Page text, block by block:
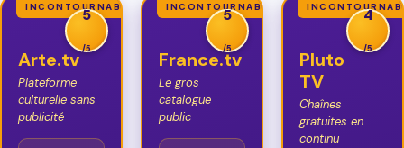
INCONTOURNABLE
5
/5
Arte.tv
Plateforme
culturelle sans
publicité
INCONTOURNABLE
5
/5
France.tv
Le gros
catalogue
public
4
/5
Pluto
TV
Chaînes
gratuites en
continu